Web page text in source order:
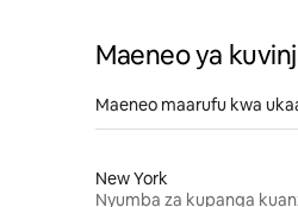
Maeneo ya
Maeneo maarufu kwa
New York